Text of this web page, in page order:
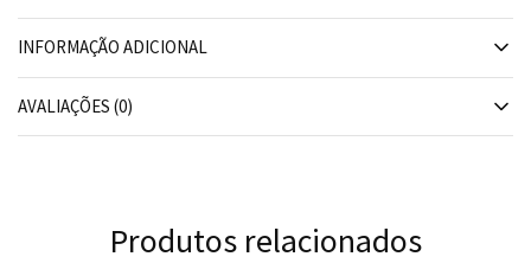
INFORMAÇÃO ADICIONAL
AVALIAÇÕES (0)
Produtos relacionados